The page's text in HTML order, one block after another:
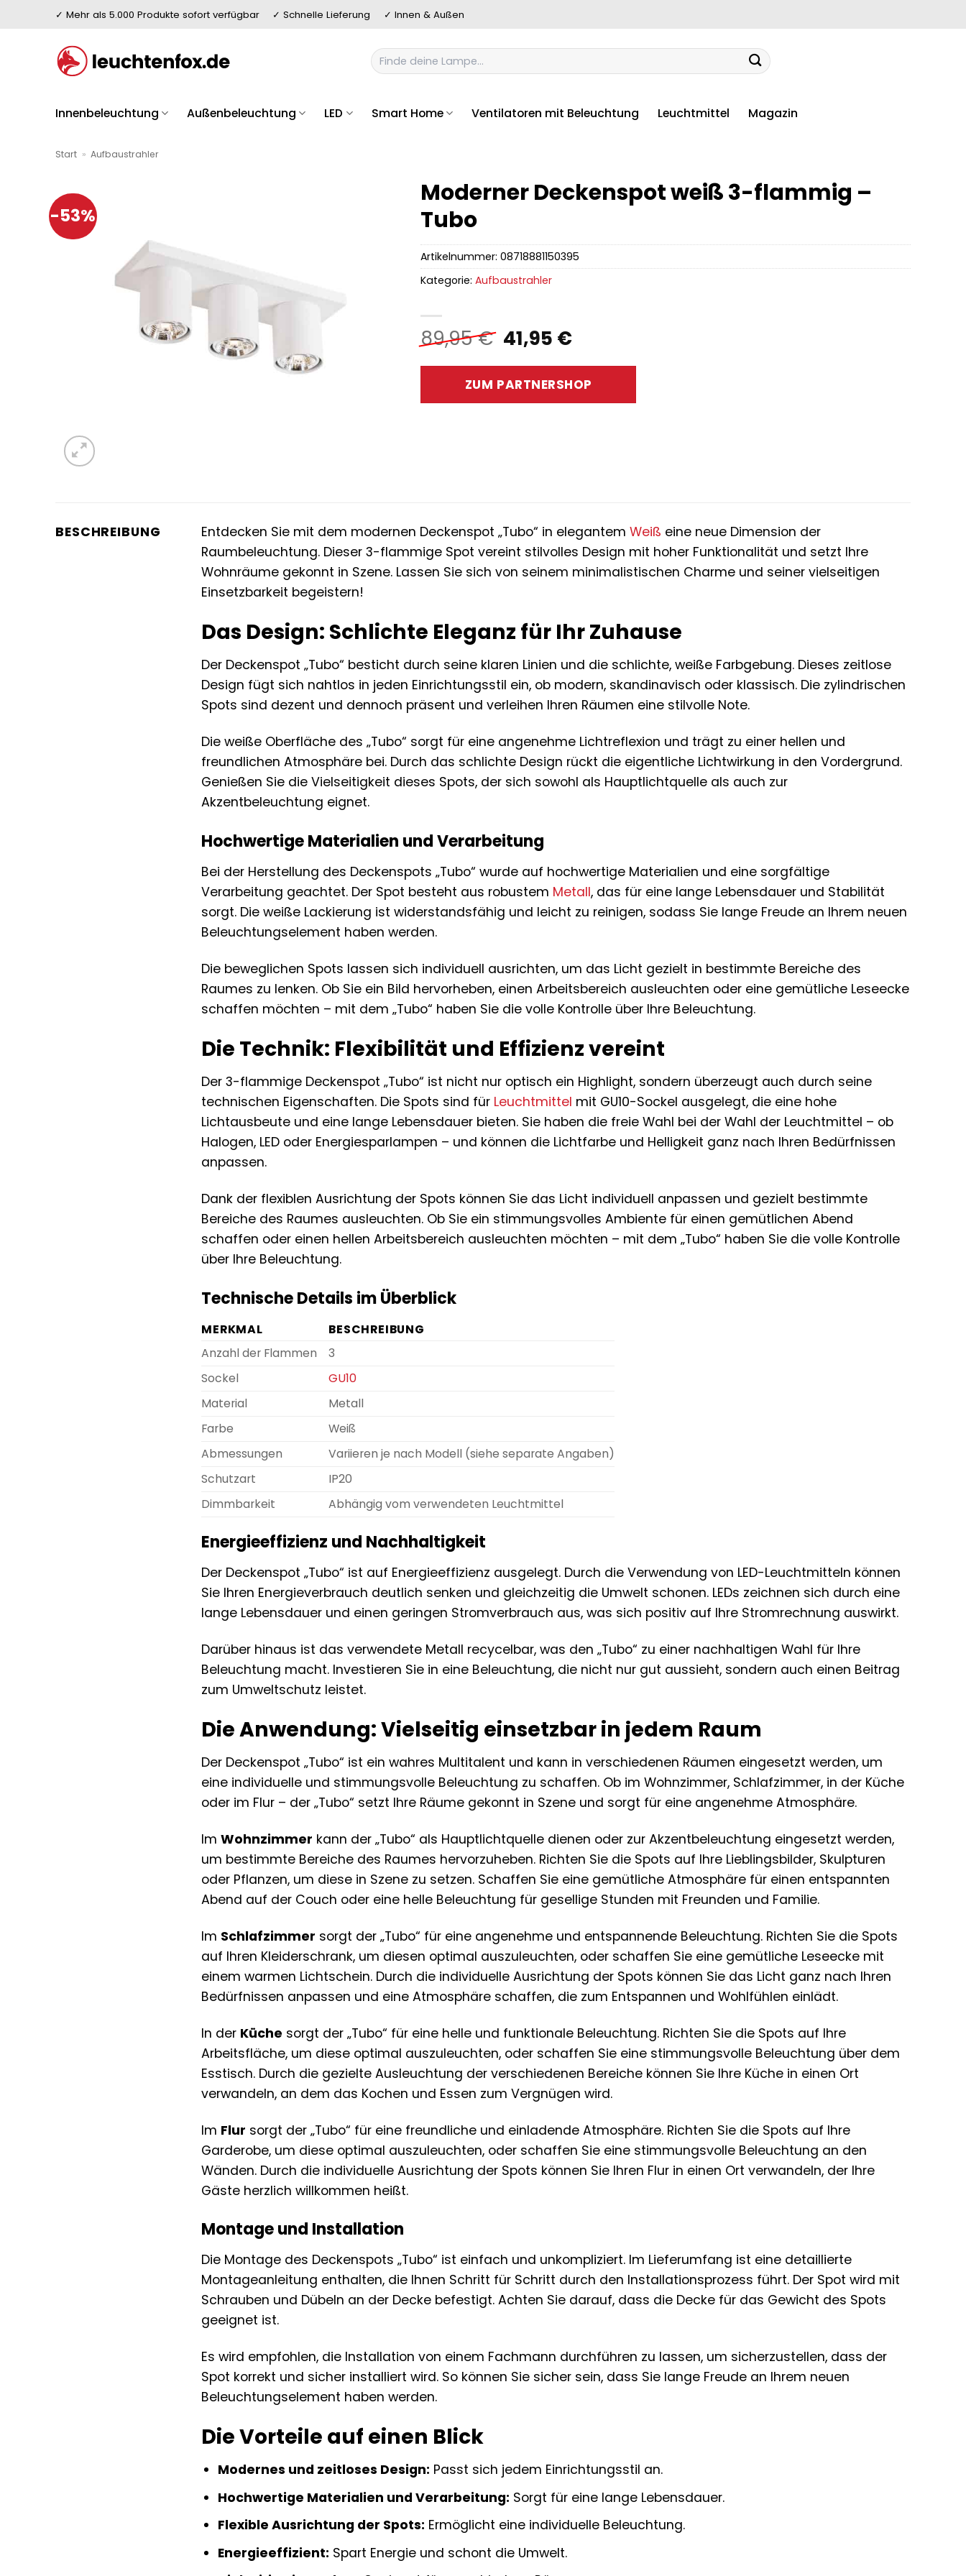
✓ Mehr als 5.000 Produkte sofort verfügbar ✓ Schnelle Lieferung ✓ Innen & Außen
Suchen
nach:
Innenbeleuchtung Außenbeleuchtung LED Smart Home Ventilatoren mit Beleuchtung Leuchtmittel Magazin
Start » Aufbaustrahler
-53%
Moderner Deckenspot weiß 3-flammig –
Tubo
89,95€ Ursprünglicher
Preis
war:
89,95 €
41,95 €Aktueller
ist:
41,95 €.
ZUM PARTNERSHOP
Artikelnummer:08718881150395
Kategorie:Aufbaustrahler
BESCHREIBUNG Entdecken Sie mit dem modernen Deckenspot „Tubo“ in elegantemWeiß eine neue Dimension der
Raumbeleuchtung. Dieser 3-flammige Spot vereint stilvolles Design mit hoher Funktionalität und setzt Ihre
Wohnräume gekonnt in Szene. Lassen Sie sich von seinem minimalistischen Charme und seiner vielseitigen
Einsetzbarkeit begeistern!
Das Design: Schlichte Eleganz für Ihr Zuhause
Der Deckenspot „Tubo“ besticht durch seine klaren Linien und die schlichte, weiße Farbgebung. Dieses zeitlose
Design fügt sich nahtlos in jeden Einrichtungsstil ein, ob modern, skandinavisch oder klassisch. Die zylindrischen
Spots sind dezent und dennoch präsent und verleihen Ihren Räumen eine stilvolle Note.
Die weiße Oberfläche des „Tubo“ sorgt für eine angenehme Lichtreflexion und trägt zu einer hellen und
freundlichen Atmosphäre bei. Durch das schlichte Design rückt die eigentliche Lichtwirkung in den Vordergrund.
Genießen Sie die Vielseitigkeit dieses Spots, der sich sowohl als Hauptlichtquelle als auch zur
Akzentbeleuchtung eignet.
Hochwertige Materialien und Verarbeitung
Bei der Herstellung des Deckenspots „Tubo“ wurde auf hochwertige Materialien und eine sorgfältige
Verarbeitung geachtet. Der Spot besteht aus robustem Metall, das für eine lange Lebensdauer und Stabilität
sorgt. Die weiße Lackierung ist widerstandsfähig und leicht zu reinigen, sodass Sie lange Freude an Ihrem neuen
Beleuchtungselement haben werden.
Die beweglichen Spots lassen sich individuell ausrichten, um das Licht gezielt in bestimmte Bereiche des
Raumes zu lenken. Ob Sie ein Bild hervorheben, einen Arbeitsbereich ausleuchten oder eine gemütliche Leseecke
schaffen möchten – mit dem „Tubo“ haben Sie die volle Kontrolle über Ihre Beleuchtung.
Die Technik: Flexibilität und Effizienz vereint
Der 3-flammige Deckenspot „Tubo“ ist nicht nur optisch ein Highlight, sondern überzeugt auch durch seine
technischen Eigenschaften. Die Spots sind für Leuchtmittel mit GU10-Sockel ausgelegt, die eine hohe
Lichtausbeute und eine lange Lebensdauer bieten. Sie haben die freie Wahl bei der Wahl der Leuchtmittel – ob
Halogen, LED oder Energiesparlampen – und können die Lichtfarbe und Helligkeit ganz nach Ihren Bedürfnissen
anpassen.
Dank der flexiblen Ausrichtung der Spots können Sie das Licht individuell anpassen und gezielt bestimmte
Bereiche des Raumes ausleuchten. Ob Sie ein stimmungsvolles Ambiente für einen gemütlichen Abend
schaffen oder einen hellen Arbeitsbereich ausleuchten möchten – mit dem „Tubo“ haben Sie die volle Kontrolle
über Ihre Beleuchtung.
Technische Details im Überblick
MERKMAL
BESCHREIBUNG
Anzahl der Flammen
3
Sockel
GU10
Material
Metall
Farbe
Weiß
Abmessungen
Variieren je nach Modell (siehe separate Angaben)
Schutzart
IP20
Dimmbarkeit
Abhängig vom verwendeten Leuchtmittel
Energieeffizienz und Nachhaltigkeit
Der Deckenspot „Tubo“ ist auf Energieeffizienz ausgelegt. Durch die Verwendung von LED-Leuchtmitteln können
Sie Ihren Energieverbrauch deutlich senken und gleichzeitig die Umwelt schonen. LEDs zeichnen sich durch eine
lange Lebensdauer und einen geringen Stromverbrauch aus, was sich positiv auf Ihre Stromrechnung auswirkt.
Darüber hinaus ist das verwendete Metall recycelbar, was den „Tubo“ zu einer nachhaltigen Wahl für Ihre
Beleuchtung macht. Investieren Sie in eine Beleuchtung, die nicht nur gut aussieht, sondern auch einen Beitrag
zum Umweltschutz leistet.
Die Anwendung: Vielseitig einsetzbar in jedem Raum
Der Deckenspot „Tubo“ ist ein wahres Multitalent und kann in verschiedenen Räumen eingesetzt werden, um
eine individuelle und stimmungsvolle Beleuchtung zu schaffen. Ob im Wohnzimmer, Schlafzimmer, in der Küche
oder im Flur – der „Tubo“ setzt Ihre Räume gekonnt in Szene und sorgt für eine angenehme Atmosphäre.
ImWohnzimmer kann der „Tubo“ als Hauptlichtquelle dienen oder zur Akzentbeleuchtung eingesetzt werden,
um bestimmte Bereiche des Raumes hervorzuheben. Richten Sie die Spots auf Ihre Lieblingsbilder, Skulpturen
oder Pflanzen, um diese in Szene zu setzen. Schaffen Sie eine gemütliche Atmosphäre für einen entspannten
Abend auf der Couch oder eine helle Beleuchtung für gesellige Stunden mit Freunden und Familie.
Im Schlafzimmer sorgt der „Tubo“ für eine angenehme und entspannende Beleuchtung. Richten Sie die Spots
auf Ihren Kleiderschrank, um diesen optimal auszuleuchten, oder schaffen Sie eine gemütliche Leseecke mit
einem warmen Lichtschein. Durch die individuelle Ausrichtung der Spots können Sie das Licht ganz nach Ihren
Bedürfnissen anpassen und eine Atmosphäre schaffen, die zum Entspannen und Wohlfühlen einlädt.
In der Küche sorgt der „Tubo“ für eine helle und funktionale Beleuchtung. Richten Sie die Spots auf Ihre
Arbeitsfläche, um diese optimal auszuleuchten, oder schaffen Sie eine stimmungsvolle Beleuchtung über dem
Esstisch. Durch die gezielte Ausleuchtung der verschiedenen Bereiche können Sie Ihre Küche in einen Ort
verwandeln, an dem das Kochen und Essen zum Vergnügen wird.
Im Flur sorgt der „Tubo“ für eine freundliche und einladende Atmosphäre. Richten Sie die Spots auf Ihre
Garderobe, um diese optimal auszuleuchten, oder schaffen Sie eine stimmungsvolle Beleuchtung an den
Wänden. Durch die individuelle Ausrichtung der Spots können Sie Ihren Flur in einen Ort verwandeln, der Ihre
Gäste herzlich willkommen heißt.
Montage und Installation
Die Montage des Deckenspots „Tubo“ ist einfach und unkompliziert. Im Lieferumfang ist eine detaillierte
Montageanleitung enthalten, die Ihnen Schritt für Schritt durch den Installationsprozess führt. Der Spot wird mit
Schrauben und Dübeln an der Decke befestigt. Achten Sie darauf, dass die Decke für das Gewicht des Spots
geeignet ist.
Es wird empfohlen, die Installation von einem Fachmann durchführen zu lassen, um sicherzustellen, dass der
Spot korrekt und sicher installiert wird. So können Sie sicher sein, dass Sie lange Freude an Ihrem neuen
Beleuchtungselement haben werden.
Die Vorteile auf einen Blick
Modernes und zeitloses Design: Passt sich jedem Einrichtungsstil an.
Hochwertige Materialien und Verarbeitung: Sorgt für eine lange Lebensdauer.
Flexible Ausrichtung der Spots: Ermöglicht eine individuelle Beleuchtung.
Energieeffizient: Spart Energie und schont die Umwelt.